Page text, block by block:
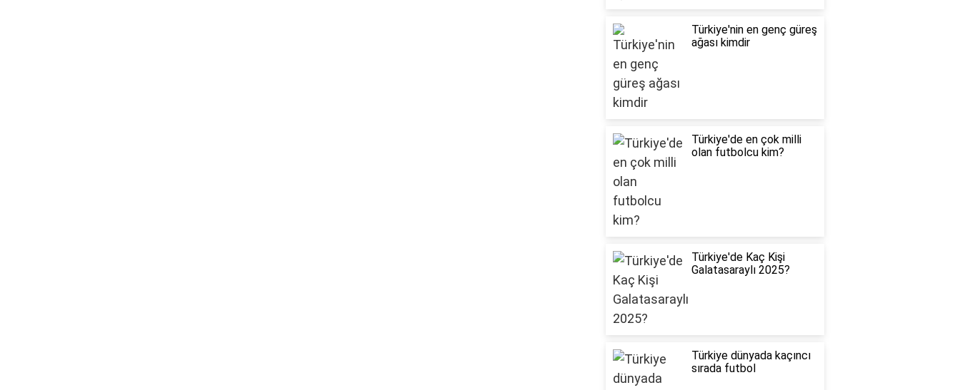
Türkiye'nin en genç güreş
ağası kimdir
Türkiye'de en çok milli
olan futbolcu kim?
Türkiye'de Kaç Kişi
Galatasaraylı 2025?
Türkiye dünyada kaçıncı
sırada futbol